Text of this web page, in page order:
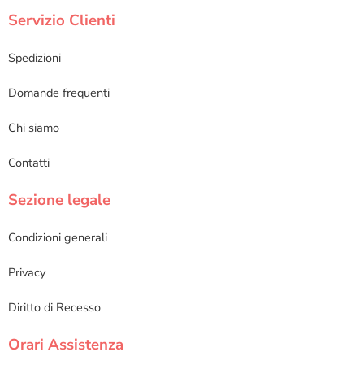
Servizio Clienti
Spedizioni
Domande frequenti
Chi siamo
Contatti
Sezione legale
Condizioni generali
Privacy
Diritto di Recesso
Orari Assistenza